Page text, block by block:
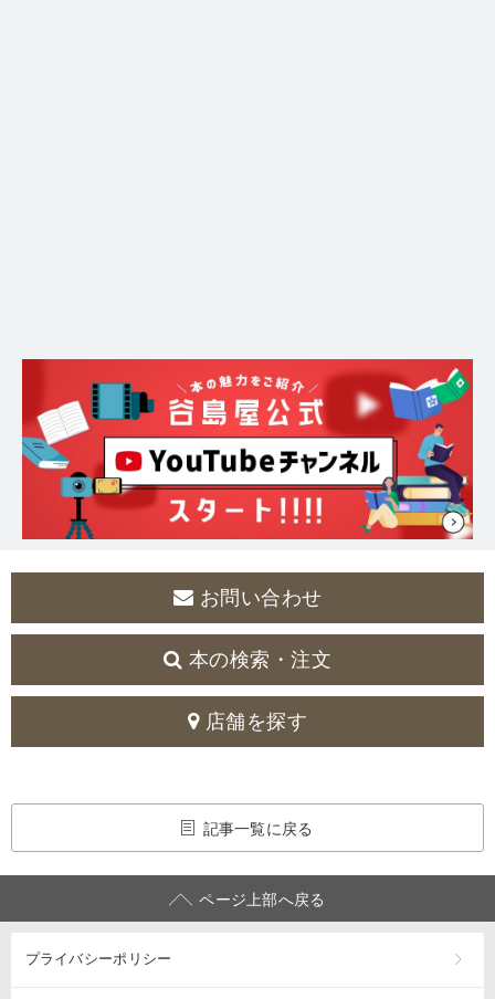
お問い合わせ
本の検索・注文
店舗を探す
記事一覧に戻る
ページ上部へ戻る
プライバシーポリシー